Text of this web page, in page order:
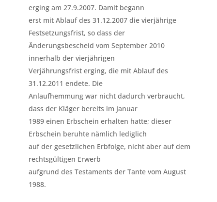
erging am 27.9.2007. Damit begann
erst mit Ablauf des 31.12.2007 die vierjährige
Festsetzungsfrist, so dass der
Änderungsbescheid vom September 2010
innerhalb der vierjährigen
Verjährungsfrist erging, die mit Ablauf des
31.12.2011 endete. Die
Anlaufhemmung war nicht dadurch verbraucht,
dass der Kläger bereits im Januar
1989 einen Erbschein erhalten hatte; dieser
Erbschein beruhte nämlich lediglich
auf der gesetzlichen Erbfolge, nicht aber auf dem
rechtsgültigen Erwerb
aufgrund des Testaments der Tante vom August
1988.